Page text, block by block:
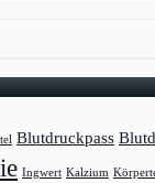
Blutdruckpass
Ingwert Kalzium